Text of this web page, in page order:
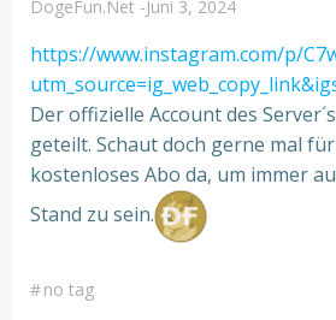
DogeFun.net -Juni 3, 2024
https://www.instagram.com/p/
Der offizielle Account des
geteilt. Schaut doch gerne mal
kostenloses Abo da, um immer
Stand zu sein.
#no tag